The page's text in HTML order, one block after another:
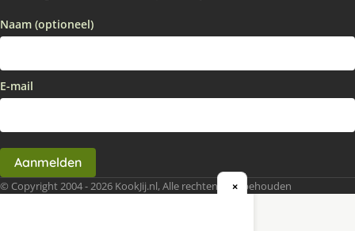
Naam (optioneel)
E-mail
Aanmelden
© Copyright 2004 - 2026 KookJij.nl, Alle rechten voorbehouden
×